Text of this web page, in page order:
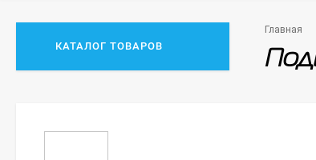
КАТАЛОГ ТОВАРОВ
Главная